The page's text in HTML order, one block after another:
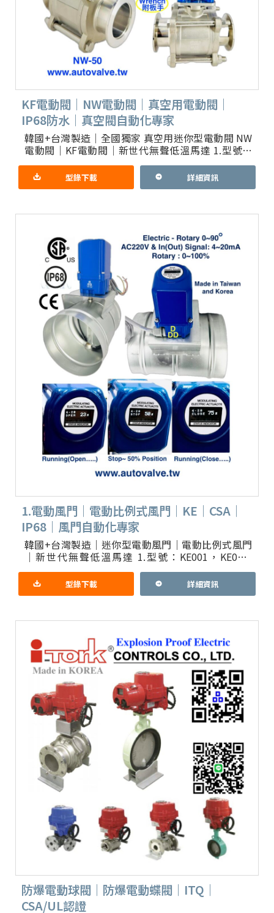
KF電動閥｜NW電動閥｜真空用電動閥｜
IP68防水｜真空閥自動化專家
韓國+台灣製造｜全國獨家 真空用迷你型電動閥 NW
電動閥｜KF電動閥｜新世代無聲低溫馬達 1.型號：
KE001，KE002，KE005，KE006，KE008
型錄下載 詳細資訊
1.電動風門｜電動比例式風門｜KE｜CSA｜
IP68｜風門自動化專家
韓國+台灣製造｜迷你型電動風門｜電動比例式風門
｜新世代無聲低溫馬達 1.型號：KE001，KE001-
ALS，KE001-SMC 【電動比例風門】各式不鏽鋼牙
口
型錄下載 詳細資訊
防爆電動球閥｜防爆電動蝶閥｜ITQ｜
CSA/UL認證